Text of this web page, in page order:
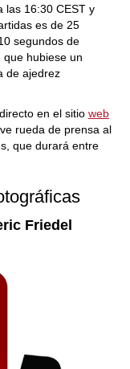
las 16:30 CEST y
es de 25
segundos de
que hubiese un
de ajedrez
en el sitio web
rueda de prensa al
que durará entre
Friedel